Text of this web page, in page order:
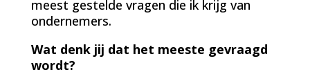
meest gestelde vragen die ik krijg van
ondernemers.
Wat denk jij dat het meeste gevraagd
wordt?